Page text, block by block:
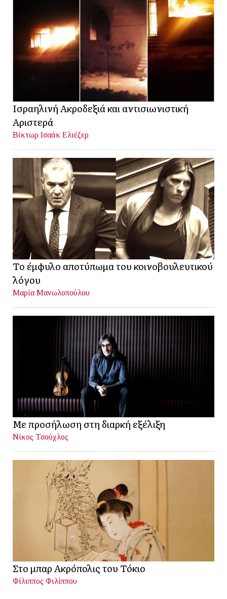
Ισραηλινή Ακροδεξιά και αντισιωνιστική
Αριστερά
Βίκτωρ Ισαάκ Ελιέζερ
Το έμφυλο αποτύπωμα του κοινοβουλευτικού
λόγου
Μαρία Μανωλοπούλου
Με προσήλωση στη διαρκή εξέλιξη
Νίκος Τσούχλος
Στο μπαρ Ακρόπολις του Τόκιο
Φίλιππος Φιλίππου